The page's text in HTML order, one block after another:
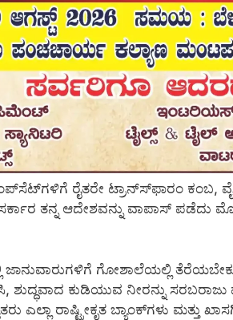
ರೈತರೇ ಟ್ರಾನ್ಸ್‍ಫಾರಂ ಕಂಬ,
ತನ್ನ ಆದೇಶವನ್ನು ವಾಪಾಸ್ ಪಡೆದು
ಜಾನುವಾರುಗಳಿಗೆ ಗೋಶಾಲೆಯಲ್ಲಿ
ಶುದ್ಧವಾದ ಕುಡಿಯುವ ನೀರನ್ನು
ಎಲ್ಲಾ ರಾಷ್ಟ್ರೀಕೃತ ಬ್ಯಾಂಕ್‍ಗಳು ಮತ್ತು